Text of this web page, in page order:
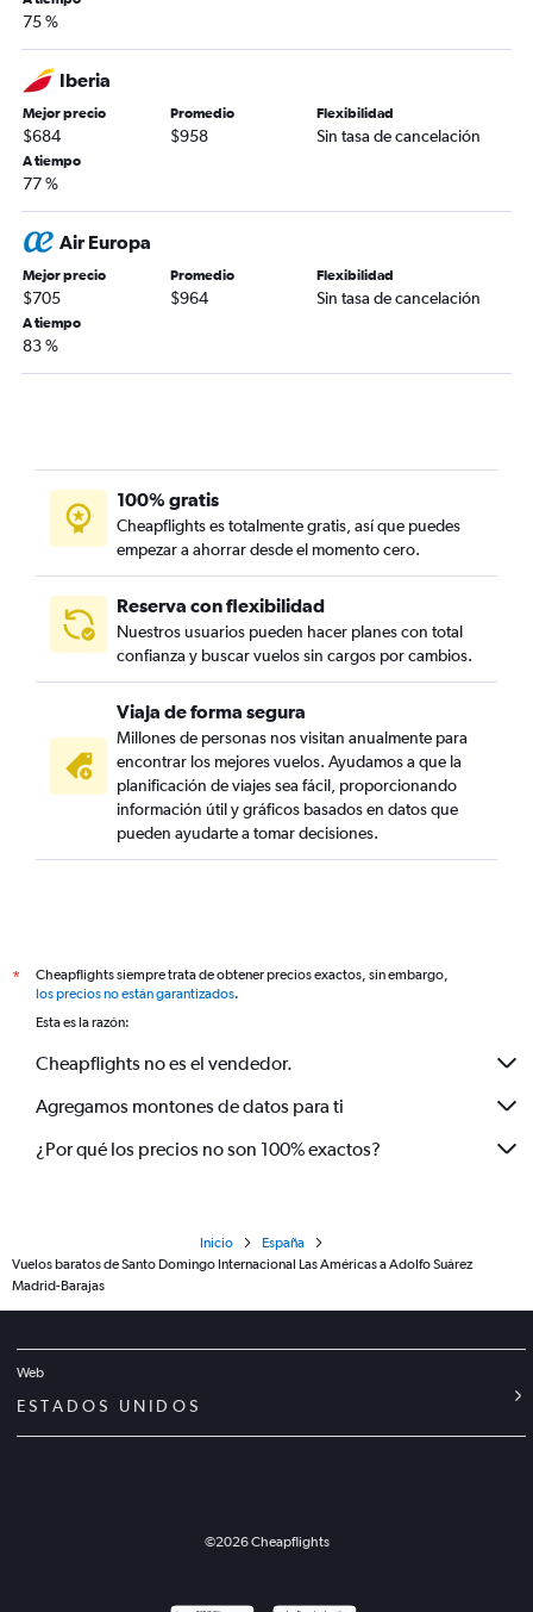
75 %
Iberia
Mejor precio
$684
Promedio
$958
Flexibilidad
Sin tasa de cancelación
A tiempo
77 %
Air Europa
Mejor precio
$705
Promedio
$964
Flexibilidad
Sin tasa de cancelación
A tiempo
83 %
100% gratis
Cheapflights es totalmente gratis, así que puedes
empezar a ahorrar desde el momento cero.
Reserva con flexibilidad
Nuestros usuarios pueden hacer planes con total
confianza y buscar vuelos sin cargos por cambios.
Viaja de forma segura
Millones de personas nos visitan anualmente para
encontrar los mejores vuelos. Ayudamos a que la
planificación de viajes sea fácil, proporcionando
información útil y gráficos basados en datos que
pueden ayudarte a tomar decisiones.
*
Cheapflights siempre trata de obtener precios exactos, sin embargo,
los precios no están garantizados.
Esta es la razón:
Cheapflights no es el vendedor.
Agregamos montones de datos para ti
¿Por qué los precios no son 100% exactos?
Inicio
España
Vuelos baratos de Santo Domingo Internacional Las Américas a Adolfo Suárez
Madrid-Barajas
Web
ESTADOS UNIDOS
©2026Cheapflights